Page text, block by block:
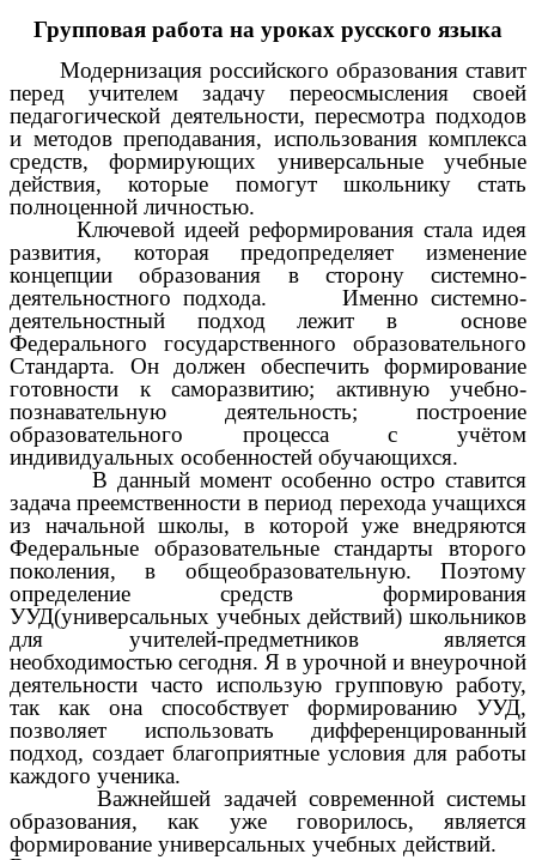
Групповая работа на уроках русского языка
Модернизация российского образования ставит
перед учителем задачу переосмысления своей
педагогической деятельности, пересмотра подходов
и методов преподавания, использования комплекса
средств, формирующих универсальные учебные
действия, которые помогут школьнику стать
полноценной личностью.
Ключевой идеей реформирования стала идея
развития, которая предопределяет изменение
концепции образования в сторону системно-
деятельностного подхода.
Именно системно-
деятельностный подход лежит в основе
Федерального государственного образовательного
Стандарта. Он должен обеспечить формирование
готовности к саморазвитию; активную учебно-
познавательную деятельность; построение
образовательного процесса с учётом
индивидуальных особенностей обучающихся.
В данный момент особенно остро ставится
задача преемственности в период перехода учащихся
из начальной школы, в которой уже внедряются
Федеральные образовательные стандарты второго
поколения, в общеобразовательную. Поэтому
определение средств формирования
УУД(универсальных учебных действий) школьников
для учителей-предметников является
необходимостью сегодня. Я в урочной и внеурочной
деятельности часто использую групповую работу,
так как она способствует формированию УУД,
позволяет использовать дифференцированный
подход, создает благоприятные условия для работы
каждого ученика.
Важнейшей задачей современной системы
образования, как уже говорилось, является
формирование универсальных учебных действий.